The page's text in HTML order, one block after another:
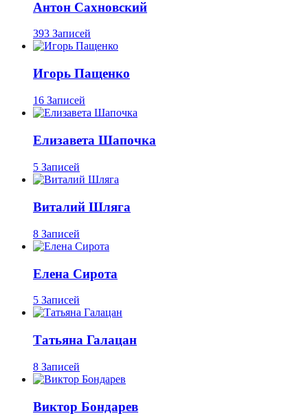
Антон Сахновский
393 Записей
Игорь Пащенко
16 Записей
Елизавета Шапочка
5 Записей
Виталий Шляга
8 Записей
Елена Сирота
5 Записей
Татьяна Галацан
8 Записей
Виктор Бондарев